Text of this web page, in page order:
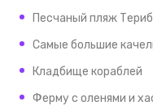
Песчаный пляж
Самые большие
Кладбище кораблей
Ферму с оленями и